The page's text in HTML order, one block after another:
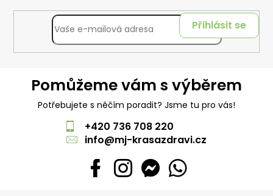
Přihlásit se
Pomůžeme vám s výběrem
Potřebujete s něčím poradit? Jsme tu pro vás!
+420 736 708 220
info@mj-krasazdravi.cz